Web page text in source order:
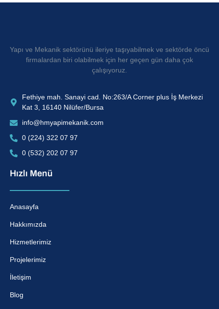
Yapı ve Mekanik sektörünü ileriye taşıyabilmek ve sektörde öncü
firmalardan biri olabilmek için her geçen gün daha çok
çalışıyoruz.
Fethiye mah. Sanayi cad. No:263/A Corner plus İş Merkezi
Kat 3, 16140 Nilüfer/Bursa
info@hmyapimekanik.com
0 (224) 322 07 97
0 (532) 202 07 97
Hızlı Menü
Anasayfa
Hakkımızda
Hizmetlerimiz
Projelerimiz
İletişim
Blog